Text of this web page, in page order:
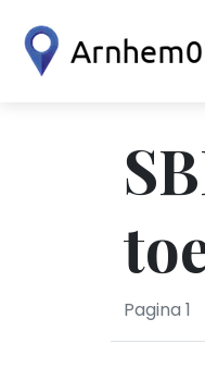
Pagina 1